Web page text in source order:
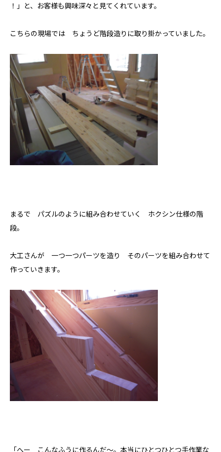
私たちについて
！」と、お客様も興味深々と見てくれています。
こちらの現場では ちょうど階段造りに取り掛かっていました。
まるで パズルのように組み合わせていく ホクシン仕様の階
段。
大工さんが 一つ一つパーツを造り そのパーツを組み合わせて
作っていきます。
「へー こんなふうに作るんだ～。本当にひとつひとつ手作業な